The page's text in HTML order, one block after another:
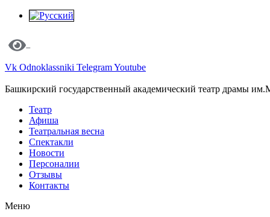
Vk Odnoklassniki TelegramYoutube
Башкирский государственный академический театр драмы
Театр
Афиша
Театральная весна
Спектакли
Новости
Персоналии
Отзывы
Контакты
Меню